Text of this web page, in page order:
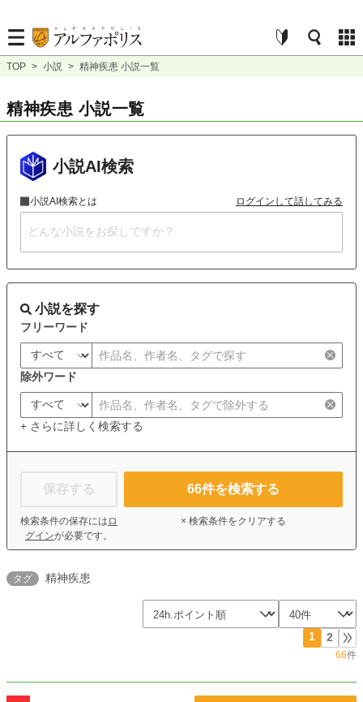
TOP > 小説 > 精神疾患 小説一覧
精神疾患 小説一覧
小説AI検索
小説AI検索とは ログインして話してみる
小説を探す
フリーワード
除外ワード
+ さらに詳しく検索する
保存する
検索条件の保存には ロ
グインが必要です。
66件を検索する
× 検索条件をクリアする
タグ 精神疾患
1 2
66件